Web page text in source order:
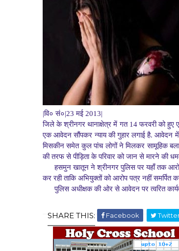
|वि० सं०|23 मई 2013|
जिले के श्रीनगर थानाक्षेत्र में गत 14 फरवरी को
एक आवेदन सौंपकर न्याय की गुहार लगाई है. आवेदन
मिसकीन समेत कुल पांच लोगों ने मिलकर सामूहिक
की तरफ से पीड़िता के परिवार को जान से मारने की
हसमुन खातून ने श्रीनगर पुलिस पर यहाँ तक
कर रही ताकि अभियुक्तों को आरोप पत्र नहीं
पुलिस अधीक्षक की ओर से आवेदन पर त्वरित
SHARE THIS: Facebook